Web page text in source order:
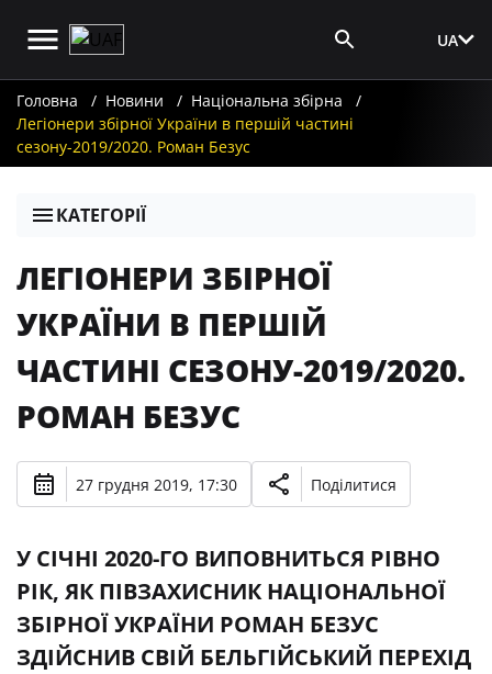
UA
Головна Новини
Національна збірна
Легіонери збірної України в першій частині
сезону-2019/2020. Роман Безус
КАТЕГОРІЇ
ЛЕГІОНЕРИ ЗБІРНОЇ
УКРАЇНИ В ПЕРШІЙ
ЧАСТИНІ СЕЗОНУ-2019/2020.
РОМАН БЕЗУС
27 грудня 2019, 17:30 Поділитися
У СІЧНІ 2020-ГО ВИПОВНИТЬСЯ РІВНО
РІК, ЯК ПІВЗАХИСНИК НАЦІОНАЛЬНОЇ
ЗБІРНОЇ УКРАЇНИ РОМАН БЕЗУС
ЗДІЙСНИВ СВІЙ БЕЛЬГІЙСЬКИЙ ПЕРЕХІД